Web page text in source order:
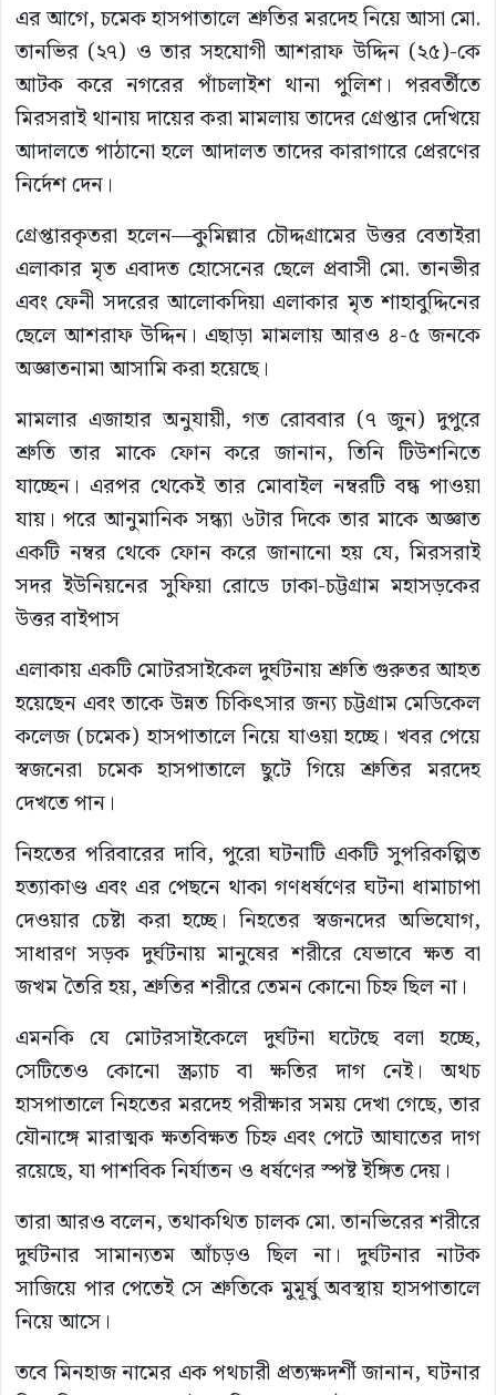
এর আগে, চমেক হাসপাতালে শ্রুতির মরদেহ নিয়ে আসা মো.
তানভির (২৭) ও তার সহযোগী আশরাফ উদ্দিন (২৫)-কে
আটক করে নগরের পাঁচলাইশ থানা পুলিশ। পরবর্তীতে
মিরসরাই থানায় দায়ের করা মামলায় তাদের গ্রেপ্তার দেখিয়ে
আদালতে পাঠানো হলে আদালত তাদের কারাগারে প্রেরণের
নির্দেশ দেন।
গ্রেপ্তারকৃতরা হলেন—কুমিল্লার চৌদ্দগ্রামের উত্তর বেতাইরা
এলাকার মৃত এবাদত হোসেনের ছেলে প্রবাসী মো. তানভীর
এবং ফেনী সদরের আলোকদিয়া এলাকার মৃত শাহাবুদ্দিনের
ছেলে আশরাফ উদ্দিন। এছাড়া মামলায় আরও ৪-৫ জনকে
অজ্ঞাতনামা আসামি করা হয়েছে।
মামলার এজাহার অনুযায়ী, গত রোববার (৭ জুন) দুপুরে
শ্রুতি তার মাকে ফোন করে জানান, তিনি টিউশনিতে
যাচ্ছেন। এরপর থেকেই তার মোবাইল নম্বরটি বন্ধ পাওয়া
যায়। পরে আনুমানিক সন্ধ্যা ৬টার দিকে তার মাকে অজ্ঞাত
একটি নম্বর থেকে ফোন করে জানানো হয় যে, মিরসরাই
সদর ইউনিয়নের সুফিয়া রোডে ঢাকা-চট্টগ্রাম মহাসড়কের
উত্তর বাইপাস
এলাকায় একটি মোটরসাইকেল দুর্ঘটনায় শ্রুতি গুরুতর আহত
হয়েছেন এবং তাকে উন্নত চিকিৎসার জন্য চট্টগ্রাম মেডিকেল
কলেজ (চমেক) হাসপাতালে নিয়ে যাওয়া হচ্ছে। খবর পেয়ে
স্বজনেরা চমেক হাসপাতালে ছুটে গিয়ে শ্রুতির মরদেহ
দেখতে পান।
নিহতের পরিবারের দাবি, পুরো ঘটনাটি একটি সুপরিকল্পিত
হত্যাকাণ্ড এবং এর পেছনে থাকা গণধর্ষণের ঘটনা ধামাচাপা
দেওয়ার চেষ্টা করা হচ্ছে। নিহতের স্বজনদের অভিযোগ,
সাধারণ সড়ক দুর্ঘটনায় মানুষের শরীরে যেভাবে ক্ষত বা
জখম তৈরি হয়, শ্রুতির শরীরে তেমন কোনো চিহ্ন ছিল না।
এমনকি যে মোটরসাইকেলে দুর্ঘটনা ঘটেছে বলা হচ্ছে,
সেটিতেও কোনো স্ক্র্যাচ বা ক্ষতির দাগ নেই। অথচ
হাসপাতালে নিহতের মরদেহ পরীক্ষার সময় দেখা গেছে, তার
যৌনাঙ্গে মারাত্মক ক্ষতবিক্ষত চিহ্ন এবং পেটে আঘাতের দাগ
রয়েছে, যা পাশবিক নির্যাতন ও ধর্ষণের স্পষ্ট ইঙ্গিত দেয়।
তারা আরও বলেন, তথাকথিত চালক মো. তানভিরের শরীরে
দুর্ঘটনার সামান্যতম আঁচড়ও ছিল না। দুর্ঘটনার নাটক
সাজিয়ে পার পেতেই সে শ্রুতিকে মুমূর্ষু অবস্থায় হাসপাতালে
নিয়ে আসে।
তবে মিনহাজ নামের এক পথচারী প্রত্যক্ষদর্শী জানান, ঘটনার